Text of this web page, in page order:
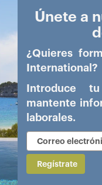
Únete a
¿Quieres
International?
Introduce
mantente
laborales.